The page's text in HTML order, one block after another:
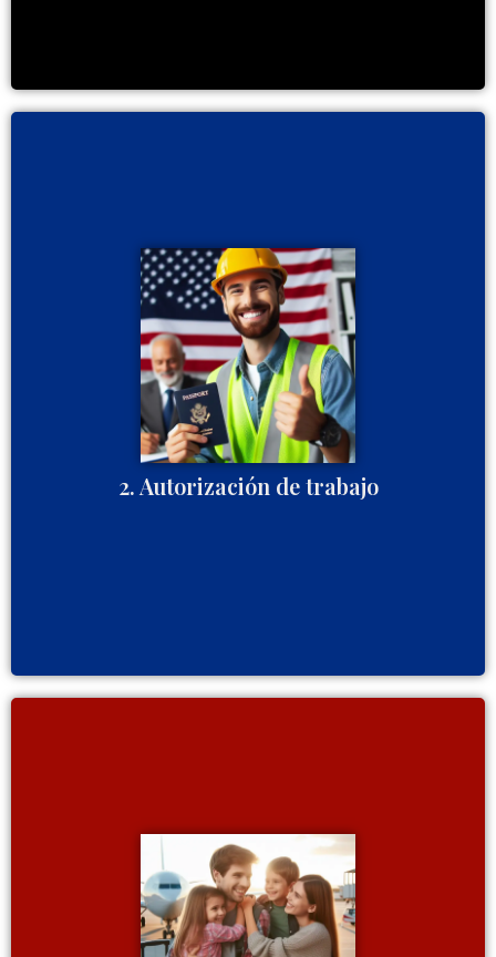
2. Autorización de trabajo
Una vez solicitada la
visa U
, puedes solicitar una
autorización de trabajo que te permita laborar
legalmente en Estados Unidos y contribuir a la
sociedad.
también puede facilitar la reunificación